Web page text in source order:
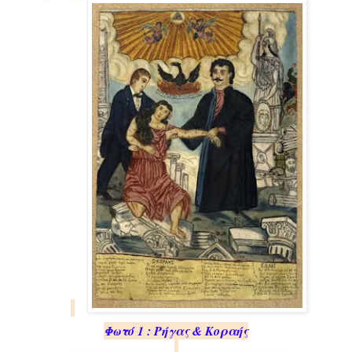
Φωτό 1 : Ρήγας & Κο­ρα­ής